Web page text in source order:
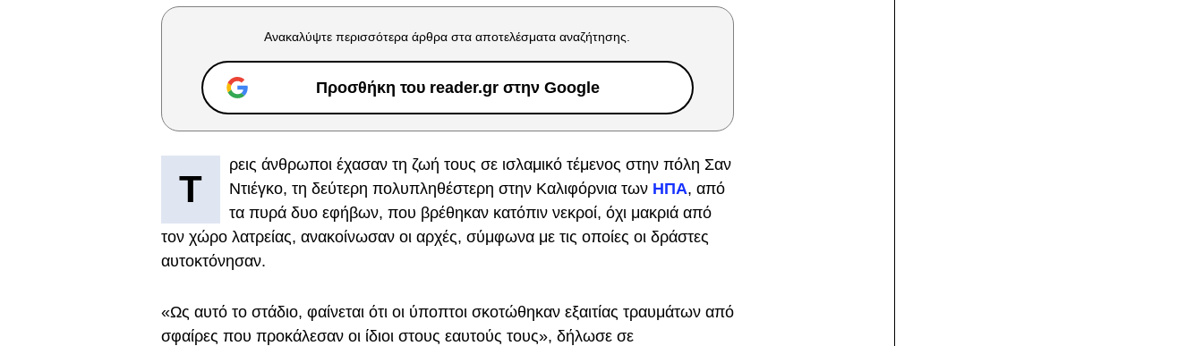
Ανακαλύψτε περισσότερα άρθρα στα αποτελέσματα αναζήτησης.
Προσθήκη του reader.gr στην Google
Τ
ρεις άνθρωποι έχασαν τη ζωή τους σε ισλαμικό τέμενος στην πόλη Σαν
Ντιέγκο, τη δεύτερη πολυπληθέστερη στην Καλιφόρνια των ΗΠΑ, από
τα πυρά δυο εφήβων, που βρέθηκαν κατόπιν νεκροί, όχι μακριά από
τον χώρο λατρείας, ανακοίνωσαν οι αρχές, σύμφωνα με τις οποίες οι δράστες
αυτοκτόνησαν.
«Ως αυτό το στάδιο, φαίνεται ότι οι ύποπτοι σκοτώθηκαν εξαιτίας τραυμάτων από
σφαίρες που προκάλεσαν οι ίδιοι στους εαυτούς τους», δήλωσε σε